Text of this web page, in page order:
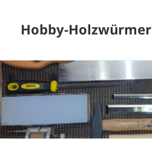
Hobby-Holzwürmer